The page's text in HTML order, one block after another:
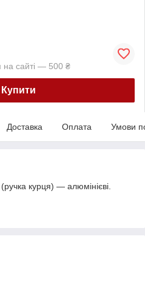
на сайті — 500 ₴
Купити
Доставка Оплата Умови
курця) — алюмінієві.